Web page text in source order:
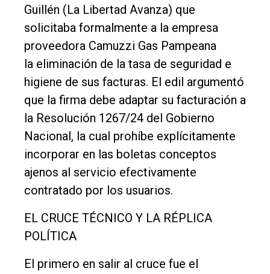
Int.
General
Política
Cultura
Entrevistas
Rural
Deportes
Fúnebres
Edición
Nosotros
Guillén (La Libertad Avanza) que
solicitaba formalmente a la empresa
proveedora Camuzzi Gas Pampeana
la eliminación de la tasa de seguridad e
higiene de sus facturas. El edil argumentó
que la firma debe adaptar su facturación a
la Resolución 1267/24 del Gobierno
Nacional, la cual prohíbe explícitamente
incorporar en las boletas conceptos
ajenos al servicio efectivamente
contratado por los usuarios.
EL CRUCE TÉCNICO Y LA RÉPLICA
POLÍTICA
El primero en salir al cruce fue el